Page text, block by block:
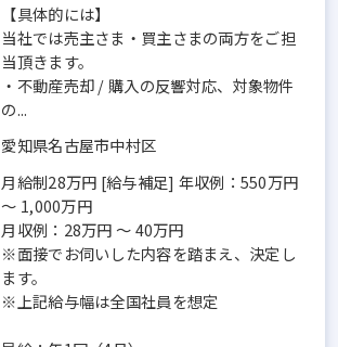
【具体的には】
当社では売主さま・買主さまの両方をご担
当頂きます。
・不動産売却 / 購入の反響対応、対象物件
の...
愛知県名古屋市中村区
月給制28万円 [給与補足] 年収例：550万円
～ 1,000万円
月収例：28万円 ～ 40万円
※面接でお伺いした内容を踏まえ、決定し
ます。
※上記給与幅は全国社員を想定